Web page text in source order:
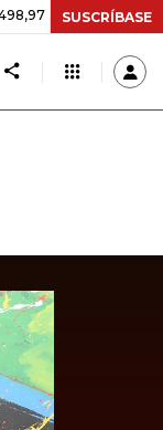
+$ 8.753,81 +2,19%
SUSCRÍBASE